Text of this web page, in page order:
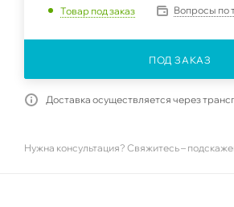
Товар под заказ Вопросы по
ПОД ЗАКАЗ
Доставка осуществляется через
Нужна консультация? Свяжитесь –